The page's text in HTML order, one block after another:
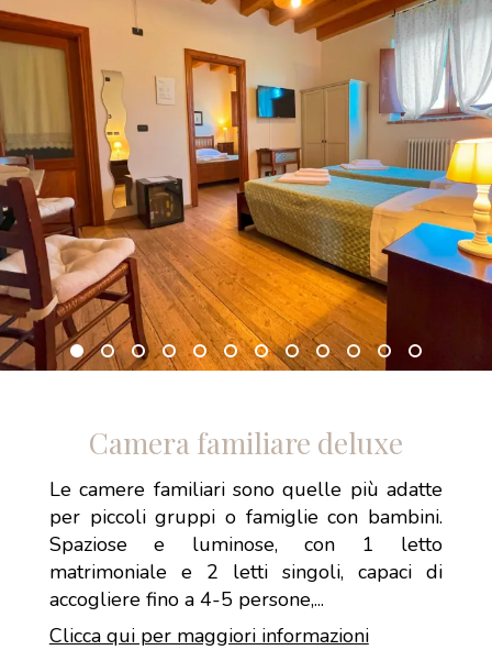
Camera familiare deluxe
Le camere familiari sono quelle più adatte
per piccoli gruppi o famiglie con bambini.
Spaziose e luminose, con 1 letto
matrimoniale e 2 letti singoli, capaci di
accogliere fino a 4-5 persone,...
Clicca qui per maggiori informazioni